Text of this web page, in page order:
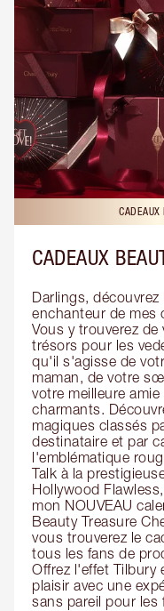
CADEAUX
CADEAUX
Darlings, découvrez
enchanteur de mes
Vous y trouverez
trésors pour les
qu'il s'agisse de
maman, de votre
votre meilleure
charmants.
magiques classés
destinataire et par
l'emblématique
Talk à la
Hollywood
mon NOUVEAU
Beauty Treasure
vous trouverez le
tous les fans de
Offrez l'effet Tilbury
plaisir avec une
sans pareil pour les